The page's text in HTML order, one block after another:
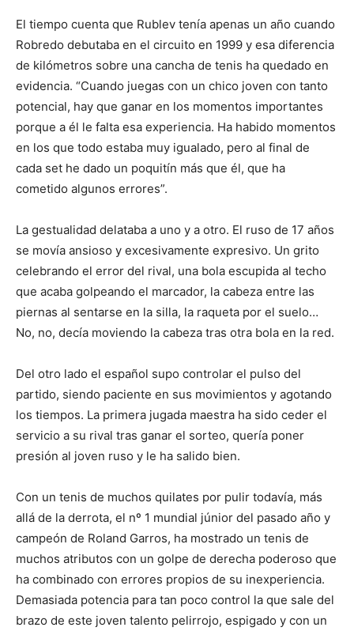
El tiempo cuenta que Rublev tenía apenas un año cuando
Robredo debutaba en el circuito en 1999 y esa diferencia
de kilómetros sobre una cancha de tenis ha quedado en
evidencia. “Cuando juegas con un chico joven con tanto
potencial, hay que ganar en los momentos importantes
porque a él le falta esa experiencia. Ha habido momentos
en los que todo estaba muy igualado, pero al final de
cada set he dado un poquitín más que él, que ha
cometido algunos errores”.
La gestualidad delataba a uno y a otro. El ruso de 17 años
se movía ansioso y excesivamente expresivo. Un grito
celebrando el error del rival, una bola escupida al techo
que acaba golpeando el marcador, la cabeza entre las
piernas al sentarse en la silla, la raqueta por el suelo…
No, no, decía moviendo la cabeza tras otra bola en la red.
Del otro lado el español supo controlar el pulso del
partido, siendo paciente en sus movimientos y agotando
los tiempos. La primera jugada maestra ha sido ceder el
servicio a su rival tras ganar el sorteo, quería poner
presión al joven ruso y le ha salido bien.
Con un tenis de muchos quilates por pulir todavía, más
allá de la derrota, el nº 1 mundial júnior del pasado año y
campeón de Roland Garros, ha mostrado un tenis de
muchos atributos con un golpe de derecha poderoso que
ha combinado con errores propios de su inexperiencia.
Demasiada potencia para tan poco control la que sale del
brazo de este joven talento pelirrojo, espigado y con un